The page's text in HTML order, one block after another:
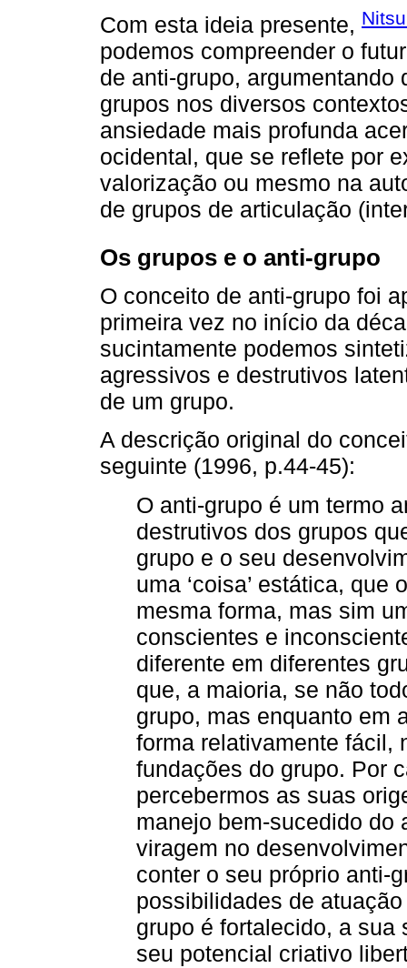
Com esta ideia presente,
podemos compreender o
de anti-grupo,
grupos nos diversos
ansiedade mais profunda
ocidental, que se reflete por
valorização ou mesmo na
de grupos de articulação
Os grupos e o anti-grupo
O conceito de anti-grupo foi
primeira vez no início da
sucintamente podemos
agressivos e destrutivos
de um grupo.
A descrição original do
seguinte (1996, p.44-45):
O anti-grupo é um termo
destrutivos dos grupos
grupo e o seu
uma ‘coisa’ estática,
mesma forma, mas sim
conscientes e
diferente em diferentes
que, a maioria, se não
grupo, mas enquanto em
forma relativamente fácil,
fundações do grupo. Por
percebermos as suas
manejo bem-sucedido do
viragem no
conter o seu próprio anti-
possibilidades de
grupo é fortalecido, a
seu potencial criativo